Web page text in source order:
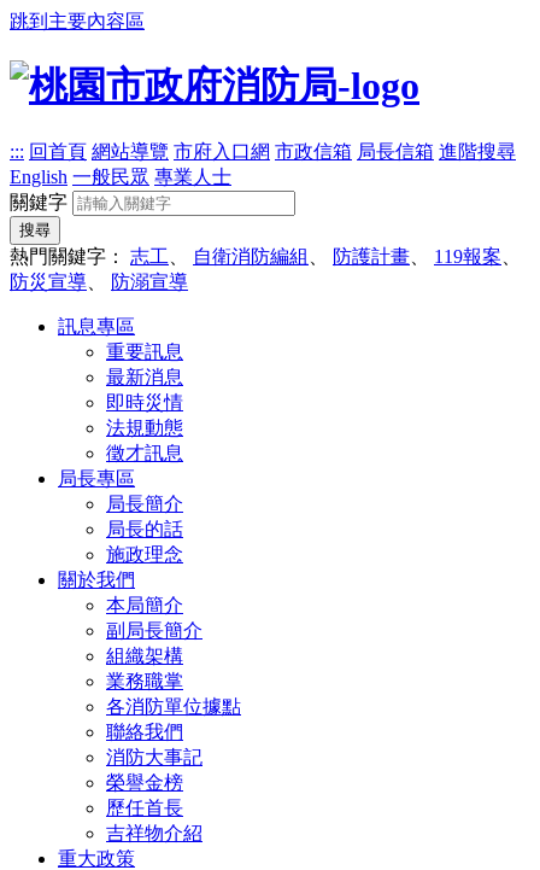
跳到主要內容區
::: 回首頁 網站導覽 市府入口網 市政信箱 局長信箱 進階搜尋
English 一般民眾 專業人士
關鍵字
搜尋
熱門關鍵字： 志工 自衛消防編組 防護計畫 119報案
防災宣導
防溺宣導
訊息專區
重要訊息
最新消息
即時災情
法規動態
徵才訊息
局長專區
局長簡介
局長的話
施政理念
關於我們
本局簡介
副局長簡介
組織架構
業務職掌
各消防單位據點
聯絡我們
消防大事記
榮譽金榜
歷任首長
吉祥物介紹
重大政策